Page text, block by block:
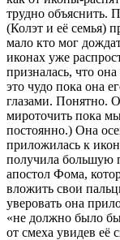
трудно объяснить.
(Колэт и её семья)
мало кто мог
иконах уже
призналась, что
это чудо пока она
глазами. Понятно.
мироточить пока
постоянно.) Она
приложилась к
получила большую
апостол Фома,
вложить свои
уверовать она
«не должно было
от смеха увидев её